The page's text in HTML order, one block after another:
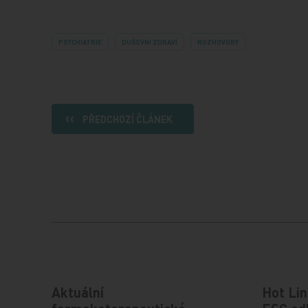
PSYCHIATRIE DUŠEVNÍ ZDRAVÍ ROZHOVORY
PŘEDCHOZÍ ČLÁNEK
Aktuální
Hot